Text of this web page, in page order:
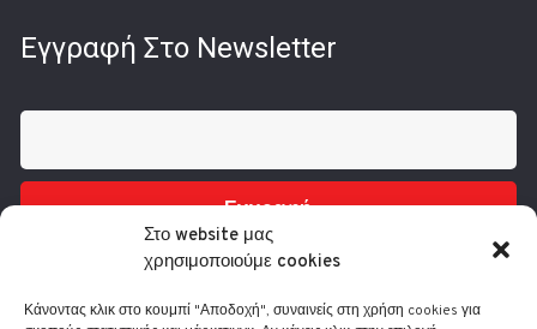
Στο website μας
χρησιμοποιούμε cookies
Κάνοντας κλικ στο κουμπί "Αποδοχή", συναινείς στη χρήση cookies για
Εγγραφή Στο Newsletter
Εγγραφή